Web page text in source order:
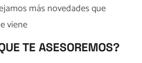
más novedadesque
viene
TE ASESOREMOS?